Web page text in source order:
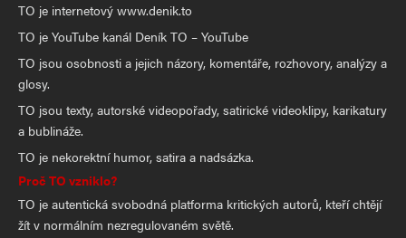
TO je internetový www.denik.to
TO je YouTube kanál Deník TO – YouTube
TO jsou osobnosti a jejich názory, komentáře, rozhovory, analýzy a
glosy.
TO jsou texty, autorské videopořady, satirické videoklipy, karikatury
a bublináže.
TO je nekorektní humor, satira a nadsázka.
Proč TO vzniklo?
TO je autentická svobodná platforma kritických autorů, kteří chtějí
žít v normálním nezregulovaném světě.